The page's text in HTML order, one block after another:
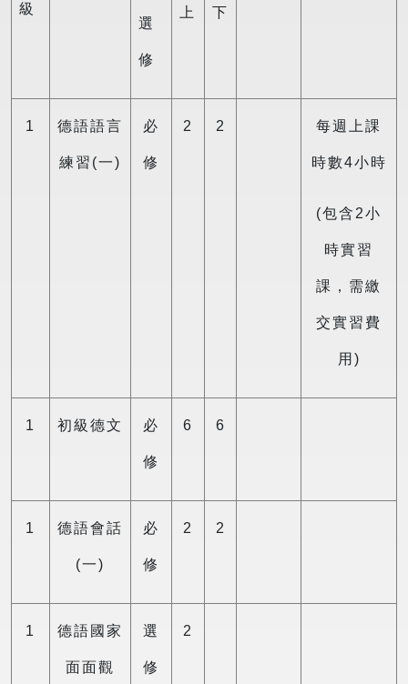
級
選
修
上 下
1 德語語言
練習(一)
必
修
2 2 每週上課
時數4小時
(包含2小
時實習
課，需繳
交實習費
用)
1 初級德文 必
修
6 6
1 德語會話
(一)
必
修
2 2
1 德語國家
面面觀
選
修
2